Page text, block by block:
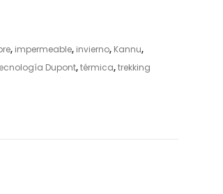
, impermeable, invierno, Kannu,
Dupont,térmica,trekking